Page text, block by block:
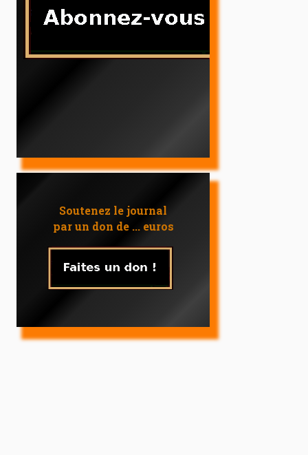
Soutenez le journal
par un don de ... euros